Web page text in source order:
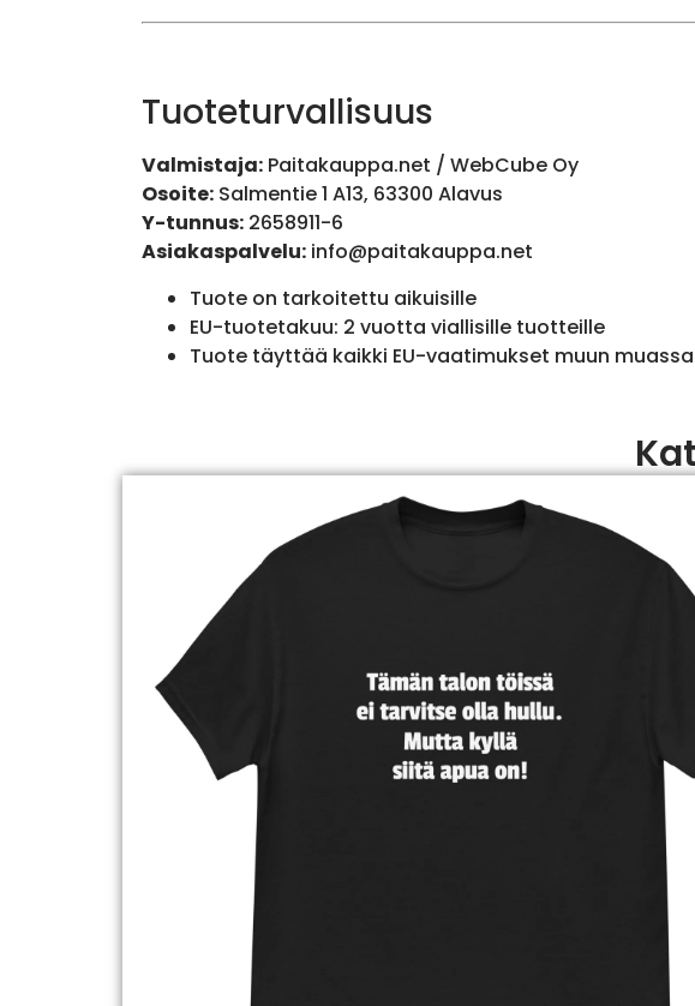
Tuoteturvallisuus
Valmistaja:Paitakauppa.net / WebCube Oy
Osoite:Salmentie 1 A13, 63300 Alavus
Y-tunnus:2658911-6
Asiakaspalvelu: info@paitakauppa.net
Tuote on tarkoitettu aikuisille
EU-tuotetakuu: 2 vuotta viallisille tuotteille
Tuote täyttää kaikki EU-vaatimukset muun